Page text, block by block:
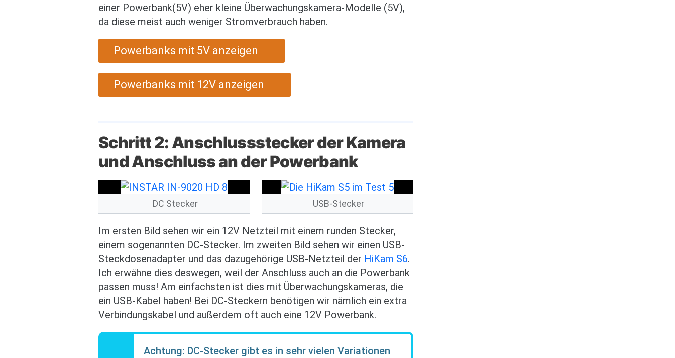
einer Powerbank(5V) eher kleine Überwachungskamera-Modelle (5V),
da diese meist auch weniger Stromverbrauch haben.
Powerbanks mit 5V anzeigen
Powerbanks mit 12V anzeigen
Schritt 2: Anschlussstecker der Kamera
und Anschluss an der Powerbank
DC Stecker USB-Stecker
Im ersten Bild sehen wir ein 12V Netzteil mit einem runden Stecker,
einem sogenannten DC-Stecker. Im zweiten Bild sehen wir einen USB-
Steckdosenadapter und das dazugehörige USB-Netzteil der HiKam S6.
Ich erwähne dies deswegen, weil der Anschluss auch an die Powerbank
passen muss! Am einfachsten ist dies mit Überwachungskameras, die
ein USB-Kabel haben! Bei DC-Steckern benötigen wir nämlich ein extra
Verbindungskabel und außerdem oft auch eine 12V Powerbank.
Achtung: DC-Stecker gibt es in sehr vielen Variationen